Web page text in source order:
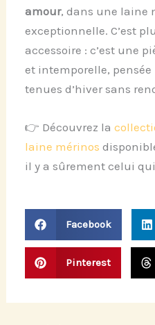
amour, dans une laine
exceptionnelle. C’est
accessoire : c’est une
et intemporelle,
tenues d’hiver sans
👉 Découvrez la
laine mérinos
il y a sûrement celui
Facebook
Pinterest